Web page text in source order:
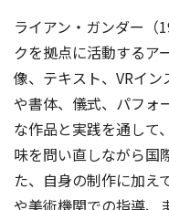
ライアン・ガンダー（
クを拠点に活動するア
像、テキスト、VRイ
や書体、儀式、パフォ
な作品と実践を通して
味を問い直しながら国
た、自身の制作に加え
や美術機関での指導、